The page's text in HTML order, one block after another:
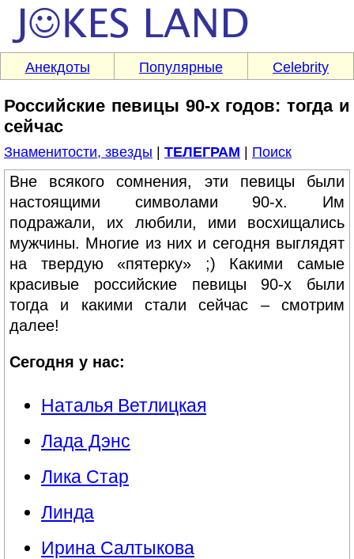
Анекдоты Популярные Celebrity
Российские певицы 90-х годов: тогда и
сейчас
Знаменитости, звезды ТЕЛЕГРАМ Поиск
Вне всякого сомнения, эти певицы были
настоящими символами 90-х. Им
подражали, их любили, ими восхищались
мужчины. Многие из них и сегодня выглядят
на твердую «пятерку» ;) Какими самые
красивые российские певицы 90-х были
тогда и какими стали сейчас – смотрим
далее!
Сегодня у нас:
Наталья Ветлицкая
Лада Дэнс
Лика Стар
Линда
Ирина Салтыкова